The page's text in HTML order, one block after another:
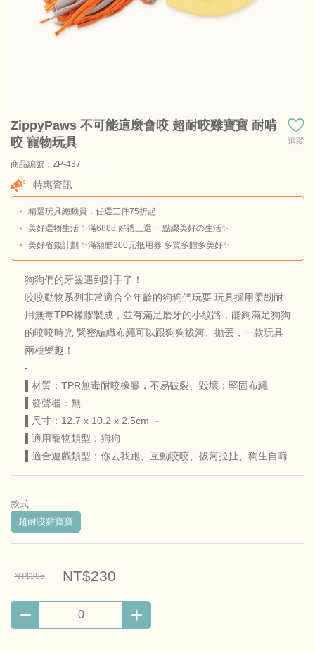
ZippyPaws 不可能這麼會咬 超耐咬雞寶寶 耐啃
咬 寵物玩具
追蹤
商品編號：ZP-437
特惠資訊
精選玩具總動員．任選三件75折起
美好選物生活 ✨滿6888 好禮三選一 點綴美好の生活✨
美好省錢計劃 ✨滿額贈200元抵用券 多買多贈多美好✨
狗狗們的牙齒遇到對手了！
咬咬動物系列非常適合全年齡的狗狗們玩耍 玩具採用柔韌耐
用無毒TPR橡膠製成，並有滿足磨牙的小紋路，能夠滿足狗狗
的咬咬時光 緊密編織布繩可以跟狗狗拔河、拋丟，一款玩具
兩種樂趣！
-
▌材質：TPR無毒耐咬橡膠，不易破裂、毀壞；堅固布繩
▌發聲器：無
▌尺寸：12.7 x 10.2 x 2.5cm －
▌適用寵物類型：狗狗
▌適合遊戲類型：你丟我跑、互動咬咬、拔河拉扯、狗生自嗨
款式
超耐咬雞寶寶
NT$385 NT$230